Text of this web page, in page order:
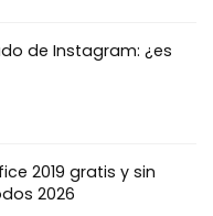
de Instagram: ¿es
2019 gratis y sin
2026